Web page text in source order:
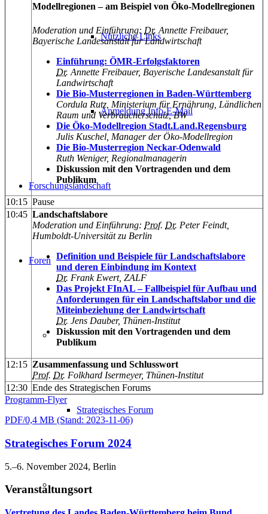
Nützliche Links
Anmeldung Info-E-Mail
Forschungslandschaft
Foren
Strategisches Forum
Modellregionen – am Beispiel von Öko-Modellregionen
Moderation und Einführung: Dr. Annette Freibauer,
Bayerische Landesanstalt für Landwirtschaft
Einführung: ÖMR-Erfolgsfaktoren
Dr. Annette Freibauer, Bayerische Landesanstalt für
Landwirtschaft
Die Bio-Musterregionen in Baden-Württemberg
Cordula Rutz, Ministerium für Ernährung, Ländlichen
Raum und Verbraucherschutz, BW
Die Öko-Modellregion Stadt.Land.Regensburg
Julis Kuschel, Manager der Öko-Modellregion
Die Bio-Musterregion Neckar-Odenwald
Ruth Weniger, Regionalmanagerin
Diskussion mit den Vortragenden und dem
Publikum
10:15 Pause
10:45 Landschaftslabore
Moderation und Einführung: Prof. Dr. Peter Feindt,
Humboldt-Universität zu Berlin
Definition und Beispiele für Landschaftslabore
und deren Einbindung im Kontext
Dr. Frank Ewert, ZALF
Das Projekt FInAL – Fallbeispiel für Aufbau und
Anforderungen für ein Landschaftslabor und die
Miteinbeziehung der Landwirtschaft
Dr. Jens Dauber, Thünen-Institut
Diskussion mit den Vortragenden und dem
Publikum
12:15 Zusammenfassung und Schlusswort
Prof. Dr. Folkhard Isermeyer, Thünen-Institut
12:30 Ende des Strategischen Forums
Programm-Flyer
PDF/0,4 MB (Stand: 2023-11-06)
Strategisches Forum 2024
5.–6. November 2024, Berlin
Veranstaltungsort